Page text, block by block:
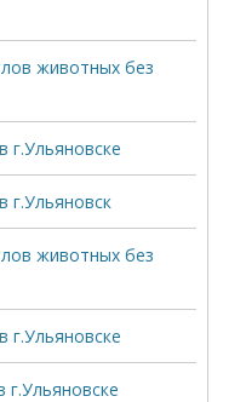
животных без
г.Ульяновске
г.Ульяновск
животных без
г.Ульяновске